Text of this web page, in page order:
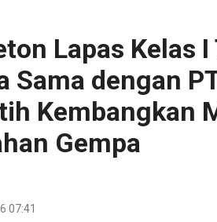
Lapas Kelas
Sama dengan
Kembangkan
Gempa
07:41